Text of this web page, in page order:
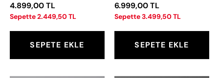
4.899,00 TL
Sepette 2.449,50 TL
SEPETE EKLE
6.999,00 TL
Sepette 3.499,50 TL
SEPETE EKLE